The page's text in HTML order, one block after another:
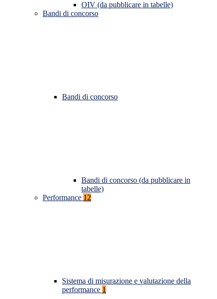
OIV (da pubblicare in tabelle)
Bandi di concorso
Bandi di concorso
Bandi di concorso (da pubblicare in
tabelle)
Performance 12
Sistema di misurazione e valutazione della
performance 1